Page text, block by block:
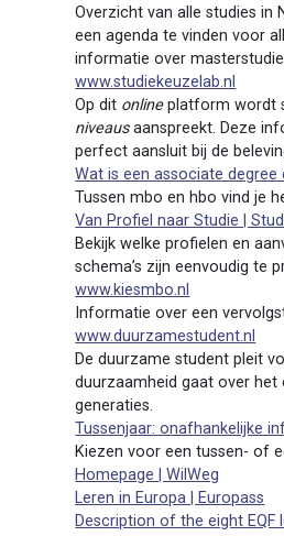
Overzicht van alle studies in
een agenda te vinden voor
informatie over
www.studiekeuzelab.nl
Op dit online platform wordt
niveausaanspreekt. Deze
perfect aansluit bij de
Wat is een associate degree
Tussen mbo en hbo vind je
Van Profiel naar Studie |
Bekijk welke profielen en
schema’s zijn eenvoudig te
www.kiesmbo.nl
Informatie over een
www.duurzamestudent.nl
De duurzame student pleit
duurzaamheid gaat over het
generaties.
Tussenjaar: onafhankelijke
Kiezen voor een tussen- of
Homepage | WilWeg
Leren in Europa | Europass
Description of the eight EQF